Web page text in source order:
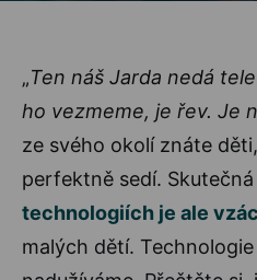
„Ten náš Jarda nedá
ho vezmeme, je řev. Je
ze svého okolí znáte
perfektně sedí. Skutečná
technologiích je ale
malých dětí.